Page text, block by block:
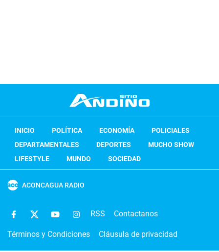
INICIO POLÍTICA ECONOMÍA
POLICIALES
DEPARTAMENTALES
DEPORTES
MUCHO SHOW
LIFESTYLE
MUNDO SOCIEDAD
ACONCAGUA RADIO
RSS Contactanos
Términos y Condiciones Cláusula de privacidad